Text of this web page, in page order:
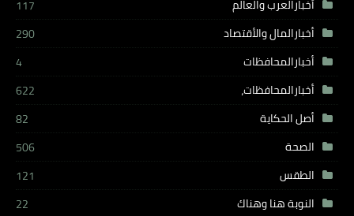
أخبارالعرب والعالم
117
أخبارالمال والأقتصاد
290
أخبارالمحافظات
4
أخبارالمحافظات،
622
أصل الحكاية
82
الصحة
506
الطقس
121
النوبة هنا وهناك
22